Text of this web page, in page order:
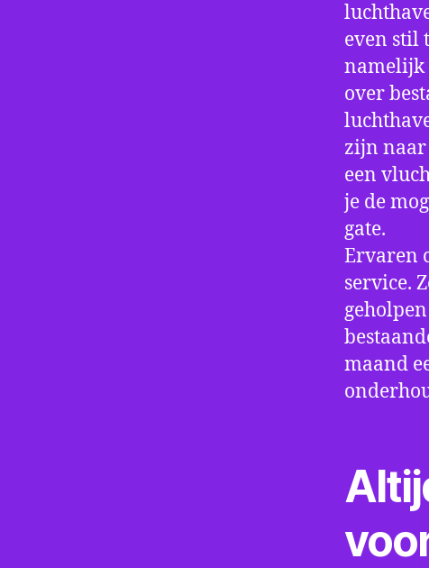
even stil
namelijk
over
zijn naar
een
je de
gate.
Ervaren
service.
maand